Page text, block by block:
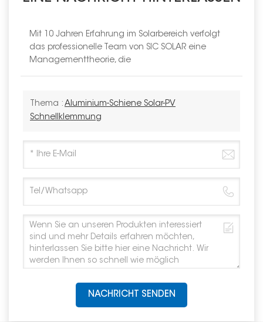
Mit 10 Jahren Erfahrung im Solarbereich verfolgt
das professionelle Team von SIC SOLAR eine
Managementtheorie, die
Thema : Aluminium-Schiene Solar-PV
Schnellklemmung
NACHRICHT SENDEN